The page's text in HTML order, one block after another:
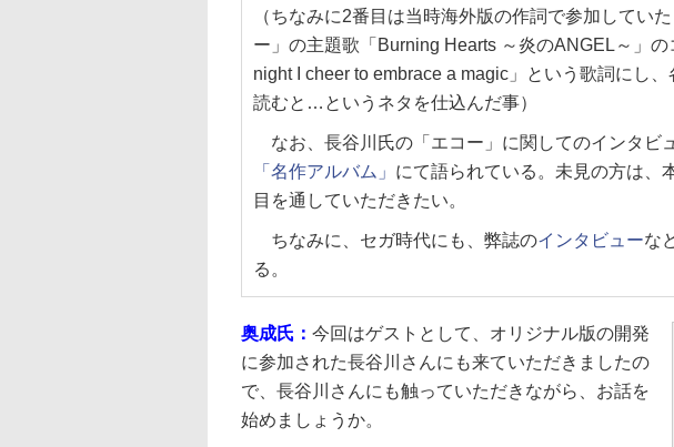
（ちなみに2番目は当時海外版の作詞で参加してい
ー」の主題歌「Burning Hearts ～炎のANGEL～」
night I cheer to embrace a magic」という歌詞にし
読むと…というネタを仕込んだ事）
なお、長谷川氏の「エコー」に関してのインタビ
「名作アルバム」 にて語られている。未見の方は、
目を通していただきたい。
ちなみに、セガ時代にも、弊誌のインタビューな
る。
奥成氏： 今回はゲストとして、オリジナル版の開発
に参加された長谷川さんにも来ていただきましたの
で、長谷川さんにも触っていただきながら、お話を
始めましょうか。